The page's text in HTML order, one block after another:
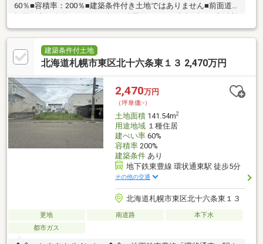
60％■容積率：200％■建築条件付き土地ではありません■前面道路
幅員：東側公道14.0ｍ■すずかけ公園約360ｍ（徒歩5分）■生活利
便性良好
建築条件付土地
北海道札幌市東区北十六条東１３ 2,470万円
2,470万円
（坪単価:-）
土地面積141.54m2
用途地域１種住居
建ぺい率60%
容積率200%
建築条件あり
地下鉄東豊線 環状通東駅 徒歩5分
その他の交通
北海道札幌市東区北十六条東１３
更地 南道路
本下水
都市ガス